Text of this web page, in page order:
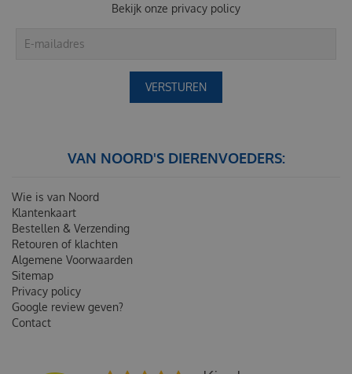
Bekijk onze privacy policy
VAN NOORD'S DIERENVOEDERS:
Wie is van Noord
Klantenkaart
Bestellen & Verzending
Retouren of klachten
Algemene Voorwaarden
Sitemap
Privacy policy
Google review geven?
Contact